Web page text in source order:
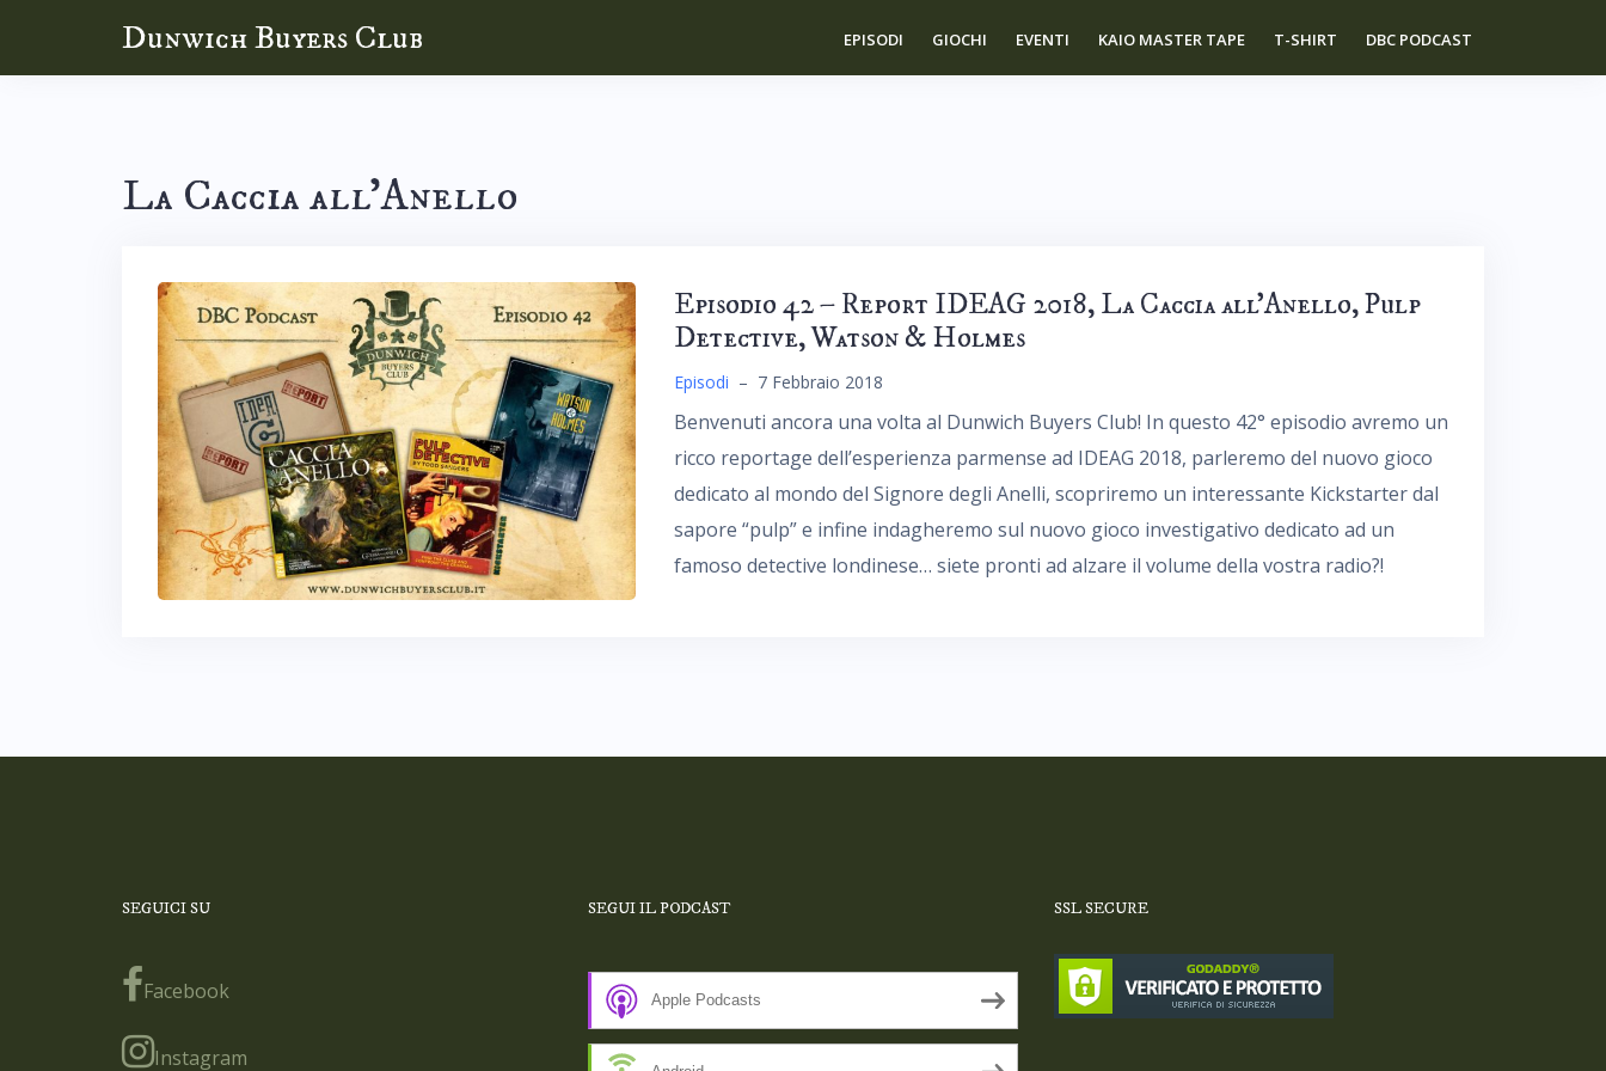
Dunwich Buyers Club EPISODI GIOCHI EVENTI KAIO MASTER TAPE T-SHIRT DBC PODCAST
La Caccia all’Anello
Episodio 42 – Report IDEAG 2018, La Caccia all’Anello, Pulp
Detective, Watson & Holmes
Episodi – 7 Febbraio 2018
Benvenuti ancora una volta al Dunwich Buyers Club! In questo 42° episodio avremo un
ricco reportage dell’esperienza parmense ad IDEAG 2018, parleremo del nuovo gioco
dedicato al mondo del Signore degli Anelli, scopriremo un interessante Kickstarter dal
sapore “pulp” e infine indagheremo sul nuovo gioco investigativo dedicato ad un
famoso detective londinese… siete pronti ad alzare il volume della vostra radio?!
SEGUICI SU
Facebook
Instagram
SEGUI IL PODCAST
Apple Podcasts
SSL SECURE